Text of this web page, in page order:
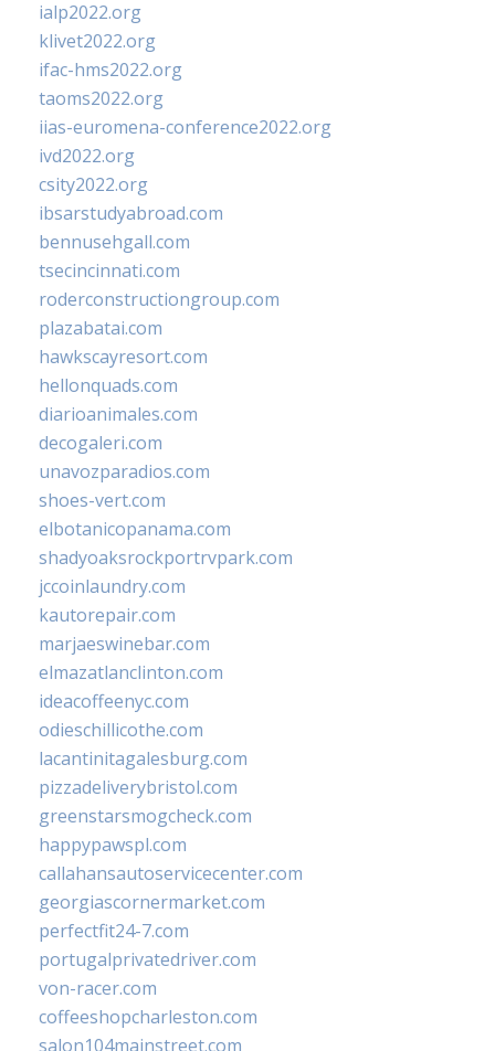
ialp2022.org
klivet2022.org
ifac-hms2022.org
taoms2022.org
iias-euromena-conference2022.org
ivd2022.org
csity2022.org
ibsarstudyabroad.com
bennusehgall.com
tsecincinnati.com
roderconstructiongroup.com
plazabatai.com
hawkscayresort.com
hellonquads.com
diarioanimales.com
decogaleri.com
unavozparadios.com
shoes-vert.com
elbotanicopanama.com
shadyoaksrockportrvpark.com
jccoinlaundry.com
kautorepair.com
marjaeswinebar.com
elmazatlanclinton.com
ideacoffeenyc.com
odieschillicothe.com
lacantinitagalesburg.com
pizzadeliverybristol.com
greenstarsmogcheck.com
happypawspl.com
callahansautoservicecenter.com
georgiascornermarket.com
perfectfit24-7.com
portugalprivatedriver.com
von-racer.com
coffeeshopcharleston.com
salon104mainstreet.com